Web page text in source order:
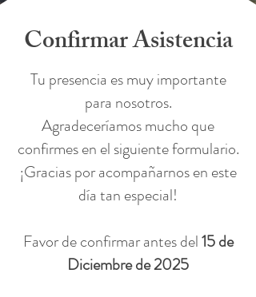
Confirmar Asistencia
Tu presencia es muy importante
para nosotros.
Agradeceríamos mucho que
confirmes en el siguiente formulario.
¡Gracias por acompañarnos en este
día tan especial!
Favor de confirmar antes del15 de
Diciembre de 2025